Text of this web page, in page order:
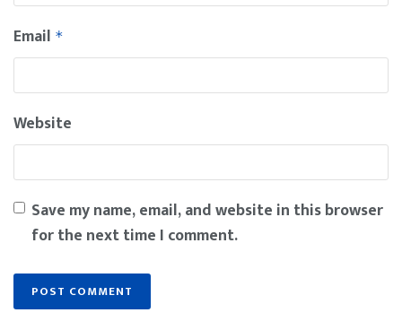
Email *
Website
Save my name, email, and website in this browser
for the next time I comment.